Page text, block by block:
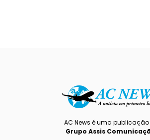
AC News é uma
Grupo Assis